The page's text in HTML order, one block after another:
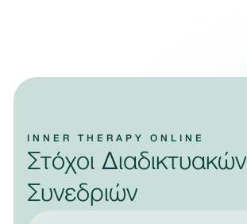
INNER THERAPY ONLINE
Στόχοι Διαδικτυακών
Συνεδριών